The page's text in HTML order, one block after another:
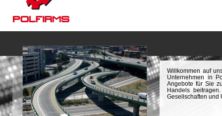
Willkommen auf
Unternehmen in
Angebote für Sie
Handels
Gesellschaften und